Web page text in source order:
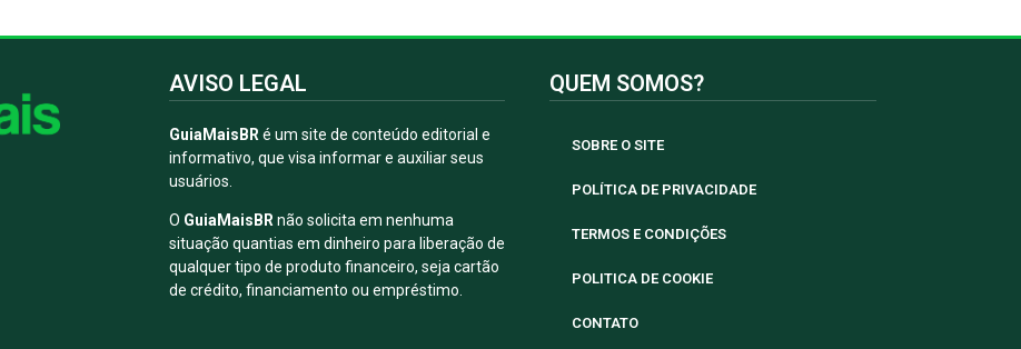
AVISO LEGAL
GuiaMaisBR é um site de conteúdo editorial e
informativo, que visa informar e auxiliar seus
usuários.
O GuiaMaisBRnão solicita em nenhuma
situação quantias em dinheiro para liberação de
qualquer tipo de produto financeiro, seja cartão
de crédito, financiamento ou empréstimo.
QUEM SOMOS?
SOBRE O SITE
POLÍTICA DE PRIVACIDADE
TERMOS E CONDIÇÕES
POLITICA DE COOKIE
CONTATO